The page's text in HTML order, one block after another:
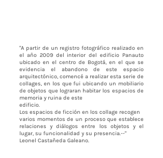
"A partir de un registro fotográfico realizado en
el año 2009 del interior del edificio Panauto
ubicado en el centro de Bogotá, en el que se
evidencia el abandono de este espacio
arquitectónico, comencé a realizar esta serie de
collages, en los que fui ubicando un mobiliario
de objetos que lograran habitar los espacios de
memoria y ruina de este
edificio.
Los espacios de ficción en los collage recogen
varios momentos de un proceso que establece
relaciones y diálogos entre los objetos y el
lugar, su funcionalidad y su presencia.--"
Leonel Castañeda Galeano.